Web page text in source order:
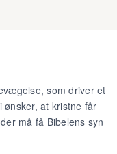
som driver et
ønsker, at kristne får
må få Bibelens syn